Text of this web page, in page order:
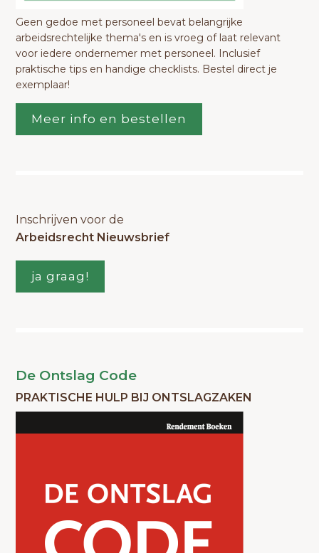
Geen gedoe met personeel bevat belangrijke
arbeidsrechtelijke thema's en is vroeg of laat relevant
voor iedere ondernemer met personeel. Inclusief
praktische tips en handige checklists. Bestel direct je
exemplaar!
Meer info en bestellen
Inschrijven voor de
Arbeidsrecht Nieuwsbrief
ja graag!
De Ontslag Code
PRAKTISCHE HULP BIJ ONTSLAGZAKEN